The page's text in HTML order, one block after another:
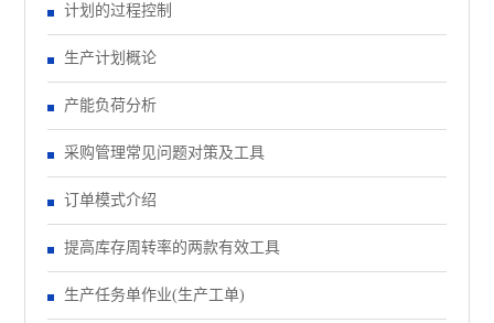
计划的过程控制
生产计划概论
产能负荷分析
采购管理常见问题对策及工具
订单模式介绍
提高库存周转率的两款有效工具
生产任务单作业(生产工单)